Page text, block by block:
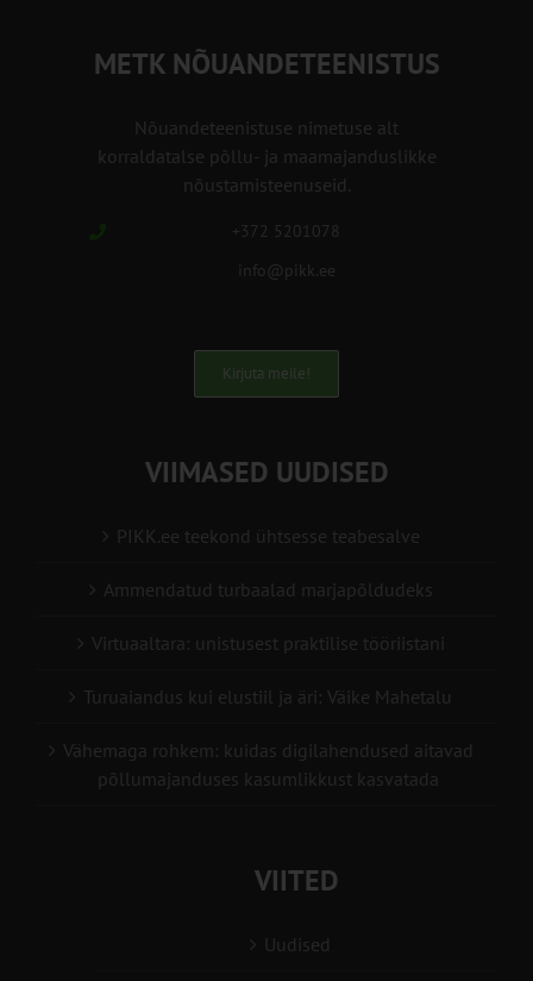
METK NÕUANDETEENISTUS
Nõuandeteenistuse nimetuse alt
korraldatalse põllu- ja maamajanduslikke
nõustamisteenuseid.
+372 5201078
info@pikk.ee
Kirjuta meile!
VIIMASED UUDISED
PIKK.ee teekond ühtsesse teabesalve
Ammendatud turbaalad marjapõldudeks
Virtuaaltara: unistusest praktilise tööriistani
Turuaiandus kui elustiil ja äri: Väike Mahetalu
Vähemaga rohkem: kuidas digilahendused aitavad
põllumajanduses kasumlikkust kasvatada
VIITED
Uudised